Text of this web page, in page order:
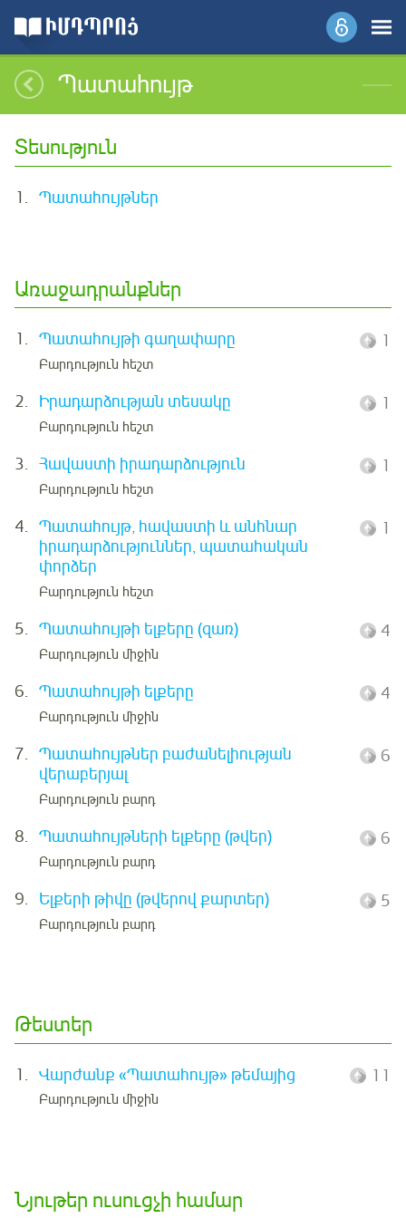
Պատահույթ
Տեսություն
1. Պատահույթներ
Առաջադրանքներ
1. Պատահույթի գաղափարը
Բարդություն հեշտ
1
2. Իրադարձության տեսակը
Բարդություն հեշտ
1
3. Հավաստի իրադարձություն
Բարդություն հեշտ
1
4. Պատահույթ, հավաստի և անհնար
իրադարձություններ, պատահական
փորձեր
Բարդություն հեշտ
1
5. Պատահույթի ելքերը (զառ)
Բարդություն միջին
4
6. Պատահույթի ելքերը
Բարդություն միջին
4
7. Պատահույթներ բաժանելիության
վերաբերյալ
Բարդություն բարդ
6
8. Պատահույթների ելքերը (թվեր)
Բարդություն բարդ
6
9. Ելքերի թիվը (թվերով քարտեր)
Բարդություն բարդ
5
Թեստեր
1. Վարժանք «Պատահույթ» թեմայից
Բարդություն միջին
11
Նյութեր ուսուցչի համար